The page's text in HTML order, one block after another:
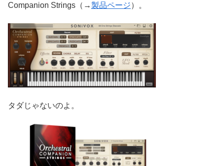
Companion Strings（→製品ページ）。
タダじゃないのよ。